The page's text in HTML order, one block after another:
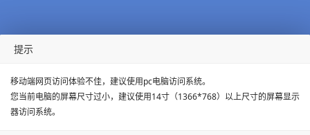
提示
移动端网页访问体验不佳，建议使用pc电脑访问系统。
您当前电脑的屏幕尺寸过小，建议使用14寸（1366*768）以上尺寸的屏幕显示
器访问系统。